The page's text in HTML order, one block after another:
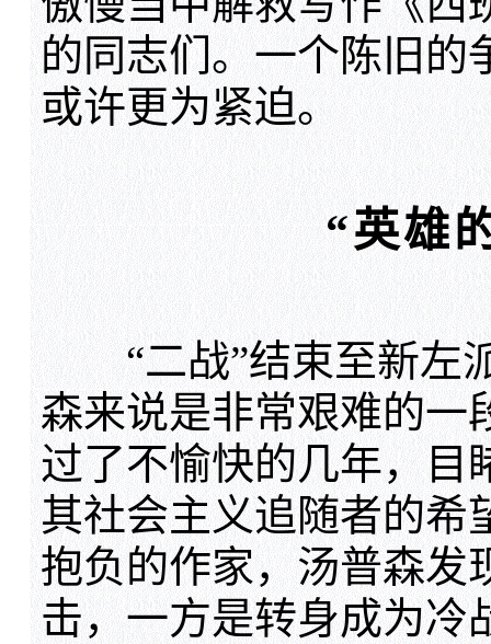
的同志们。一个陈旧的
或许更为紧迫。
“英雄
“二战”结束至新左派
森来说是非常艰难的一
过了不愉快的几年，目
其社会主义追随者的希
抱负的作家，汤普森发
击，一方是转身成为冷